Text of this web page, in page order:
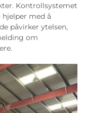
Kontrollsystemet
hjelper med å
påvirker ytelsen,
om